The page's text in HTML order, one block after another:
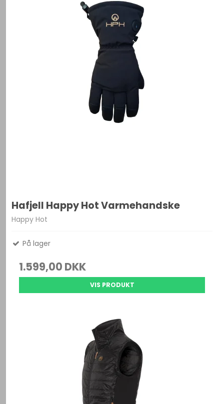
Hafjell Happy Hot Varmehandske
Happy Hot
På lager
1.599,00 DKK
VIS PRODUKT